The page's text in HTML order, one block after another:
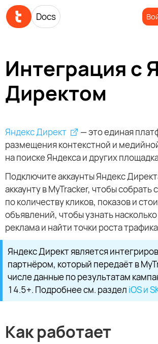
Docs
Интеграция с
Директом
Яндекс Директ
— это единая
размещения контекстной и
на поиске Яндекса и других
Подключите аккаунты Яндекс
аккаунту в MyTracker, чтобы собрать
по количеству кликов, показов и
объявлений, чтобы узнать
реклама и найти точки роста
Яндекс Директ является
партнёром, который передаёт в
числе данные по результатам
14.5+. Подробнее см. раздел iOS и
Как работает